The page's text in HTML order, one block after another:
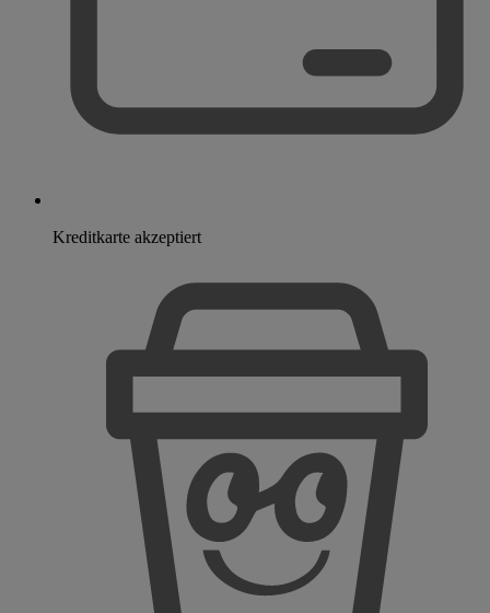
Kreditkarte akzeptiert